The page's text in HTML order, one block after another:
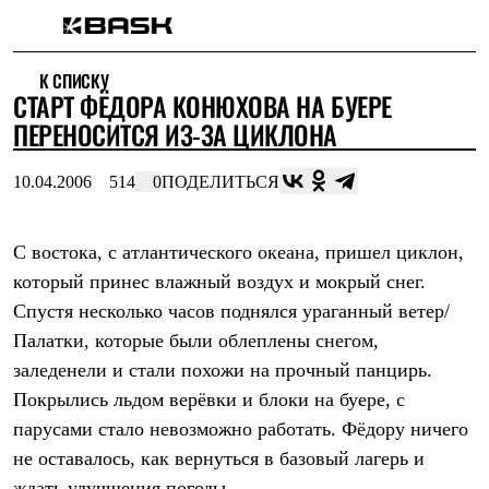
Интернет-магазин
Мужская одежда
Утепленная пухом
Куртки
Жилеты
Куртки
Штормовая одежда
Куртки
Брюки
Софтшелл одежда
Куртки
Брюки
Флисовая одежда
Куртки
Брюки
К СПИСКУ
СТАРТ ФЁДОРА КОНЮХОВА НА БУЕРЕ
ПЕРЕНОСИТСЯ ИЗ-ЗА ЦИКЛОНА
10.04.2006 514 0ПОДЕЛИТЬСЯ
С востока, с атлантического океана, пришел циклон,
который принес влажный воздух и мокрый снег.
Спустя несколько часов поднялся ураганный ветер/
Палатки, которые были облеплены снегом,
заледенели и стали похожи на прочный панцирь.
Покрылись льдом верёвки и блоки на буере, с
парусами стало невозможно работать. Фёдору ничего
не оставалось, как вернуться в базовый лагерь и